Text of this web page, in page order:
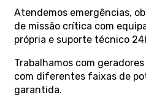
Atendemos emergências,
de missão crítica com
própria e suporte técnico
Trabalhamos com
com diferentes faixas de
garantida.